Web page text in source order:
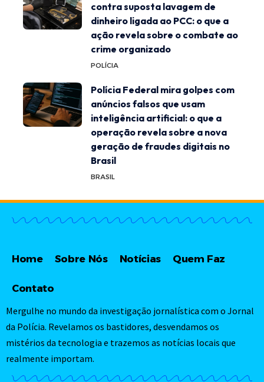
contra suposta lavagem de
dinheiro ligada ao PCC: o que a
ação revela sobre o combate ao
crime organizado
POLÍCIA
Polícia Federal mira golpes com
anúncios falsos que usam
inteligência artificial: o que a
operação revela sobre a nova
geração de fraudes digitais no
Brasil
BRASIL
Home Sobre Nós Notícias Quem Faz
Contato
Mergulhe no mundo da investigação jornalística com o Jornal
da Polícia. Revelamos os bastidores, desvendamos os
mistérios da tecnologia e trazemos as notícias locais que
realmente importam.